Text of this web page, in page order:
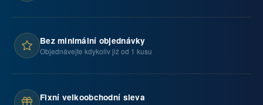
Bez minimální objednávky
Objednávejte kdykoliv již od 1 kusu
Fixní velkoobchodní sleva